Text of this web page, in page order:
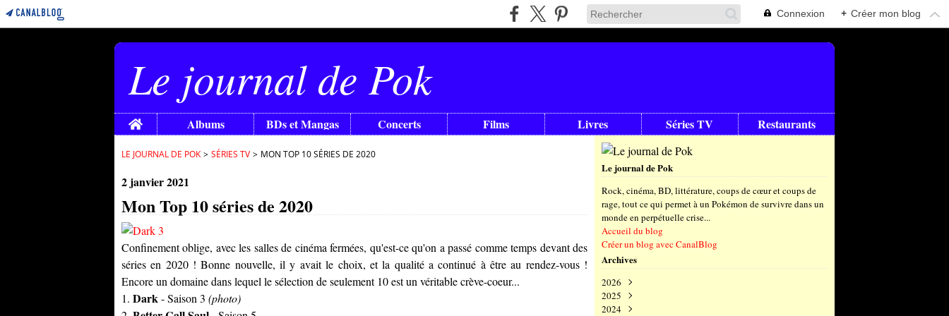
Connexion + Créer mon blog
Le journal de Pok
Home Albums BDs et Mangas Concerts Films Livres Séries TV Restaurants
LE JOURNAL DE POK > SÉRIES TV > MON TOP 10 SÉRIES DE 2020
2 janvier 2021
Mon Top 10 séries de 2020
Confinement oblige, avec les salles de cinéma fermées, qu'est-ce qu'on a passé comme temps devant des
séries en 2020 ! Bonne nouvelle, il y avait le choix, et la qualité a continué à être au rendez-vous !
Encore un domaine dans lequel le sélection de seulement 10 est un véritable crève-coeur...
1. Dark- Saison 3 (photo)
Le journal de Pok
Rock, cinéma, BD, littérature, coups de cœur et coups de
rage, tout ce qui permet à un Pokémon de survivre dans un
monde en perpétuelle crise...
Accueil du blog
Créer un blog avec CanalBlog
Archives
2026
Août
Juillet
2025
Décembre
2024